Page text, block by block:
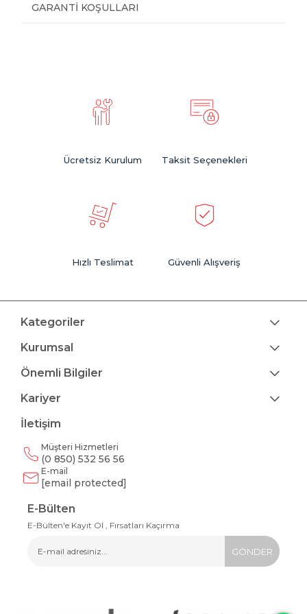
GARANTI KOŞULLARI
Ücretsiz Kurulum Taksit Seçenekleri
Hızlı Teslimat Güvenli Alışveriş
Kategoriler
Kurumsal
Önemli Bilgiler
Kariyer
İletişim
Müşteri Hizmetleri
(0 850) 532 56 56
E-mail
[email protected]
E-Bülten
E-Bülten'e Kayıt Ol , Fırsatları Kaçırma
GÖNDER